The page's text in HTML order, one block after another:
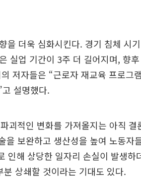
을 더욱 심화시킨다. 경기 침체 시
실업 기간이 3주 더 길어지며, 향
저자들은 “근로자 재교육 프로그
설명했다.
괴적인 변화를 가져올지는 아직
을 보완하고 생산성을 높여 노동자
인해 상당한 일자리 손실이 발생하
상쇄할 것이라는 기대도 있다.